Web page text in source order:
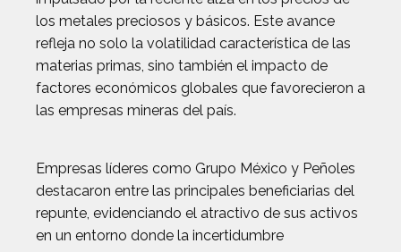
los metales preciosos y básicos. Este avance
refleja no solo la volatilidad característica de las
materias primas, sino también el impacto de
factores económicos globales que favorecieron a
las empresas mineras del país.
Empresas líderes como Grupo México y Peñoles
destacaron entre las principales beneficiarias del
repunte, evidenciando el atractivo de sus activos
en un entorno donde la incertidumbre